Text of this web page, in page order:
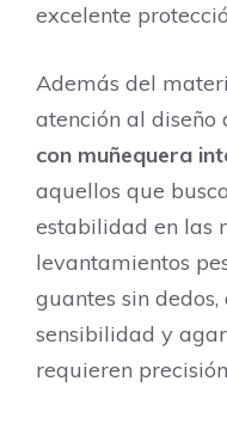
excelente
Además del
atención al diseño
con muñequera
aquellos que
estabilidad en las
levantamientos
guantes sin
sensibilidad y
requieren